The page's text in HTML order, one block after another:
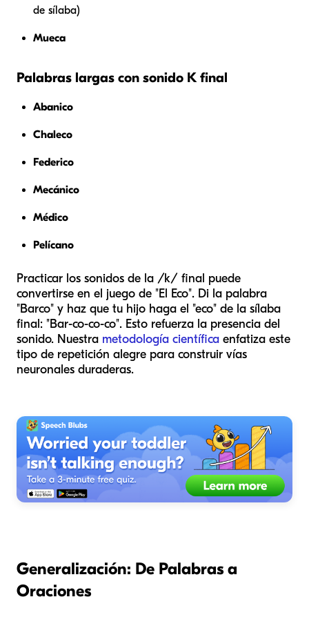
de sílaba)
Mueca
Palabras largas con sonido K final
Abanico
Chaleco
Federico
Mecánico
Médico
Pelícano
Practicar los sonidos de la /k/ final puede
convertirse en el juego de "El Eco". Di la palabra
"Barco" y haz que tu hijo haga el "eco" de la sílaba
final: "Bar-co-co-co". Esto refuerza la presencia del
sonido. Nuestra metodología científica enfatiza este
tipo de repetición alegre para construir vías
neuronales duraderas.
Generalización: De Palabras a
Oraciones